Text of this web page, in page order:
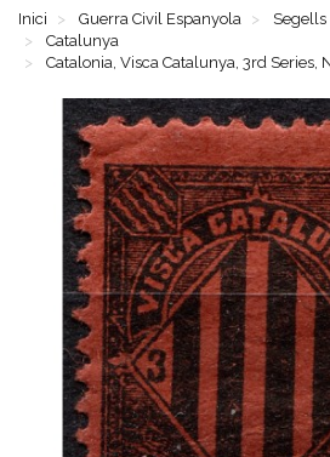
Inici Guerra Civil Espanyola Segells
Catalunya
Catalonia, Visca Catalunya, 3rd Series,